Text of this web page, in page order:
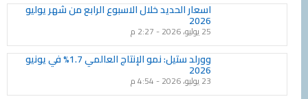
اسعار الحديد خلال الاسبوع الرابع من شهر يوليو
2:27 م
وورلد ستيل: نمو الإنتاج العالمي 1.7% في يونيو
4:54 م